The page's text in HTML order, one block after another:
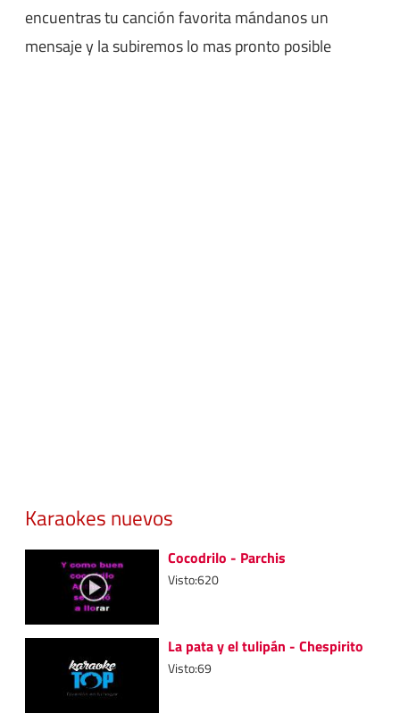
encuentras tu canción favorita mándanos un
mensaje y la subiremos lo mas pronto posible
Karaokes nuevos
Cocodrilo - Parchis
Visto:620
La pata y el tulipán - Chespirito
Visto:69